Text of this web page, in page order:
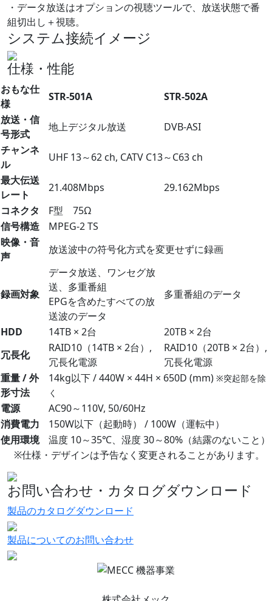
・データ放送はオプションの視聴ツールで、放送状態で番
組切出し＋視聴。
システム接続イメージ
仕様・性能
おもな仕
様
STR-501A
STR-502A
放送・信
号形式
地上デジタル放送
DVB-ASI
チャンネ
ル
UHF 13～62 ch, CATV C13～C63 ch
最大伝送
レート
21.408Mbps
29.162Mbps
コネクタ
F型 75Ω
信号構造
MPEG-2 TS
映像・音
声
放送波中の符号化方式を変更せずに録画
録画対象
データ放送、ワンセグ放
送、多重番組
EPGを含めたすべての放
送波のデータ
多重番組のデータ
HDD 14TB × 2台
20TB × 2台
冗長化
RAID10（14TB × 2台）,
冗長化電源
RAID10（20TB × 2台）,
冗長化電源
重量 / 外
形寸法
14kg以下 / 440W × 44H × 650D (mm) ※突起部を除
く
電源
AC90～110V, 50/60Hz
消費電力
150W以下（起動時） / 100W（運転中）
使用環境
温度 10～35℃、湿度 30～80%（結露のないこと）
※仕様・デザインは予告なく変更されることがあります。
お問い合わせ・カタログダウンロード
製品のカタログダウンロード
製品についてのお問い合わせ